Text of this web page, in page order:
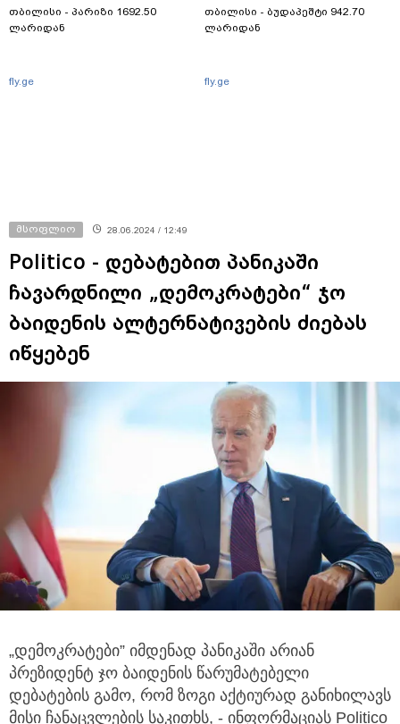
თბილისი - პარიზი 1692.50
ლარიდან
fly.ge
თბილისი - ბუდაპეშტი 942.70
ლარიდან
fly.ge
მსოფლიო 28.06.2024 / 12:49
Politico - დებატებით პანიკაში
ჩავარდნილი „დემოკრატები“ ჯო
ბაიდენის ალტერნატივების ძიებას
იწყებენ
„დემოკრატები” იმდენად პანიკაში არიან
პრეზიდენტ ჯო ბაიდენის წარუმატებელი
დებატების გამო, რომ ზოგი აქტიურად განიხილავს
მისი ჩანაცვლების საკითხს, - ინფორმაციას Politico